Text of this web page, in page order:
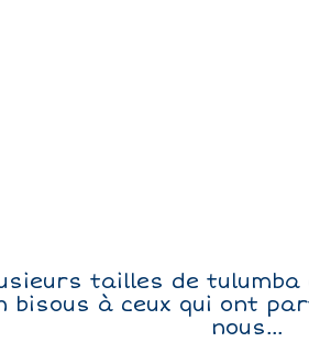
tailles de
bisous à ceux qui ont
nous...